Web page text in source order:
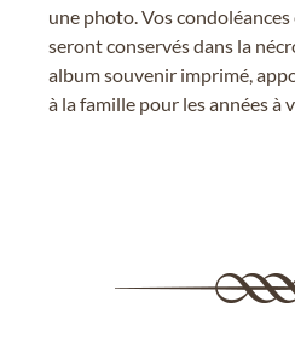
une photo. Vos
seront conservés dans la
album souvenir imprimé,
à la famille pour les années à